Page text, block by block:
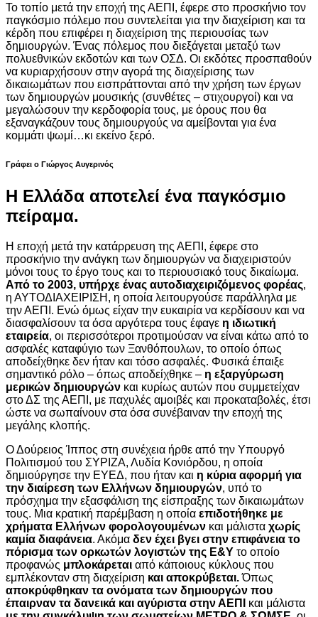
Το τοπίο μετά την εποχή της ΑΕΠΙ, έφερε στο προσκήνιο τον
παγκόσμιο πόλεμο που συντελείται για την διαχείριση και τα
κέρδη που επιφέρει η διαχείριση της περιουσίας των
δημιουργών. Ένας πόλεμος που διεξάγεται μεταξύ των
πολυεθνικών εκδοτών και των ΟΣΔ. Οι εκδότες προσπαθούν
να κυριαρχήσουν στην αγορά της διαχείρισης των
δικαιωμάτων που εισπράττονται από την χρήση των έργων
των δημιουργών μουσικής (συνθέτες – στιχουργοί) και να
μεγαλώσουν την κερδοφορία τους, με όρους που θα
εξαναγκάζουν τους δημιουργούς να αμείβονται για ένα
κομμάτι ψωμί…κι εκείνο ξερό.
Γράφει ο Γιώργος Αυγερινός
Η Ελλάδα αποτελεί ένα παγκόσμιο
πείραμα.
Η εποχή μετά την κατάρρευση της ΑΕΠΙ, έφερε στο
προσκήνιο την ανάγκη των δημιουργών να διαχειριστούν
μόνοι τους το έργο τους και το περιουσιακό τους δικαίωμα.
Από το 2003, υπήρχε ένας αυτοδιαχειριζόμενος φορέας,
η ΑΥΤΟΔΙΑΧΕΙΡΙΣΗ, η οποία λειτουργούσε παράλληλα με
την ΑΕΠΙ. Ενώ όμως είχαν την ευκαιρία να κερδίσουν και να
διασφαλίσουν τα όσα αργότερα τους έφαγε η ιδιωτική
εταιρεία, οι περισσότεροι προτιμούσαν να είναι κάτω από το
ασφαλές καταφύγιο των Ξανθόπουλων, το οποίο όπως
αποδείχθηκε δεν ήταν και τόσο ασφαλές. Φυσικά έπαιξε
σημαντικό ρόλο – όπως αποδείχθηκε – η εξαργύρωση
μερικών δημιουργών και κυρίως αυτών που συμμετείχαν
στο ΔΣ της ΑΕΠΙ, με παχυλές αμοιβές και προκαταβολές, έτσι
ώστε να σωπαίνουν στα όσα συνέβαιναν την εποχή της
μεγάλης κλοπής.
Ο Δούρειος Ίππος στη συνέχεια ήρθε από την Υπουργό
Πολιτισμού του ΣΥΡΙΖΑ, Λυδία Κονιόρδου, η οποία
δημιούργησε την ΕΥΕΔ, που ήταν και η κύρια αφορμή για
την διαίρεση των Ελλήνων δημιουργών, υπό το
πρόσχημα την εξασφάλιση της είσπραξης των δικαιωμάτων
τους. Μια κρατική παρέμβαση η οποία επιδοτήθηκε με
χρήματα Ελλήνων φορολογουμένων και μάλιστα χωρίς
καμία διαφάνεια. Ακόμα δεν έχει βγει στην επιφάνεια το
πόρισμα των ορκωτών λογιστών της Ε&Υ το οποίο
προφανώς μπλοκάρεται από κάποιους κύκλους που
εμπλέκονταν στη διαχείριση και αποκρύβεται.Όπως
αποκρύφθηκαν τα ονόματα των δημιουργών που
έπαιρναν τα δανεικά και αγύριστα στην ΑΕΠΙ
και μάλιστα